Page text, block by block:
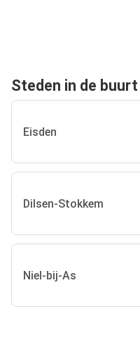
Steden in de
Eisden
Dilsen-Stokkem
Niel-bij-As